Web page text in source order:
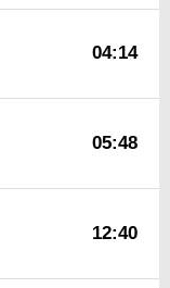
04:14
05:48
12:40